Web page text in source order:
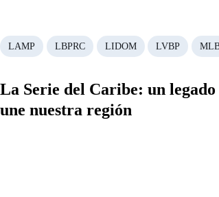
LAMP LBPRC LIDOM LVBP
La Serie del Caribe: un
une nuestra región